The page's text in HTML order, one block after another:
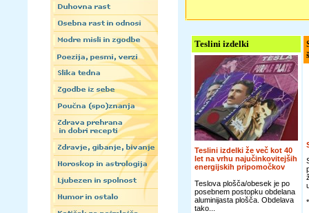
Teslini izdelki
Teslini izdelki že več kot 40
let na vrhu najučinkovitejših
energijskih pripomočkov
Teslova plošča/obesek je po
posebnem postopku obdelana
aluminijasta plošča. Obdelava
tako...